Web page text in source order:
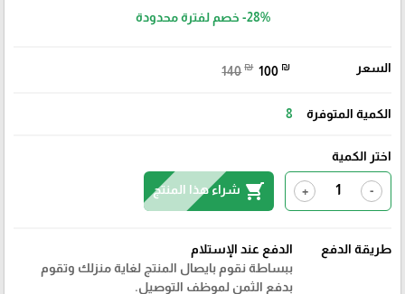
-28% خصم لفترة محدودة
السعر 140 ₪ 100 ₪
الكمية المتوفرة 8
اختر الكمية
-
+
shopping_cart شراء هذا المنتج
طريقة الدفع
الدفع عند الإستلام
ببساطة نقوم بايصال المنتج لغاية منزلك وتقوم
بدفع الثمن لموظف التوصيل.